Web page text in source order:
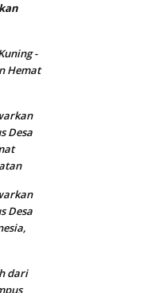
-
Hemat
Desa
Desa
dari